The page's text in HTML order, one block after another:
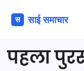
पहला